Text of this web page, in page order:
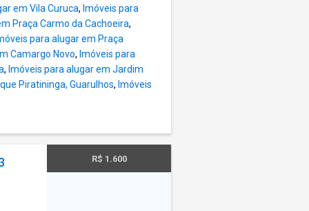
em Vila Curuca, Imóveis para
Praça Carmo da Cachoeira,
para alugar em Praça
Camargo Novo, Imóveis para
, Imóveis para alugar em Jardim
Piratininga, Guarulhos, Imóveis
R$ 1.600